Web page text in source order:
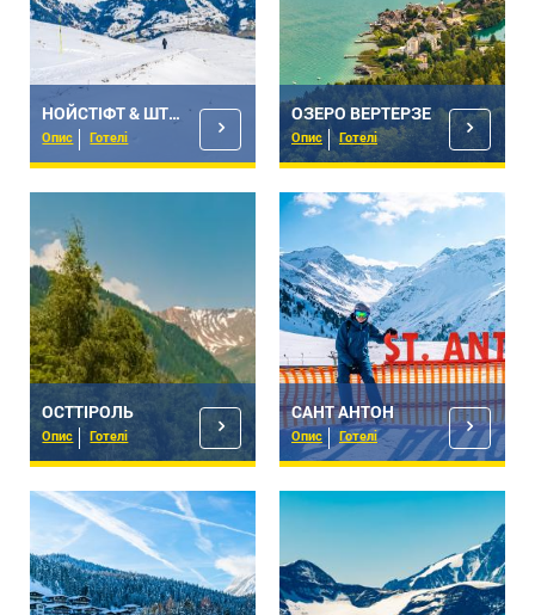
НОЙСТІФТ & ШТУБАЙ
Опис Готелі
ОЗЕРО ВЕРТЕРЗЕ
Опис Готелі
ОСТТІРОЛЬ
Опис Готелі
САНТ АНТОН
Опис Готелі